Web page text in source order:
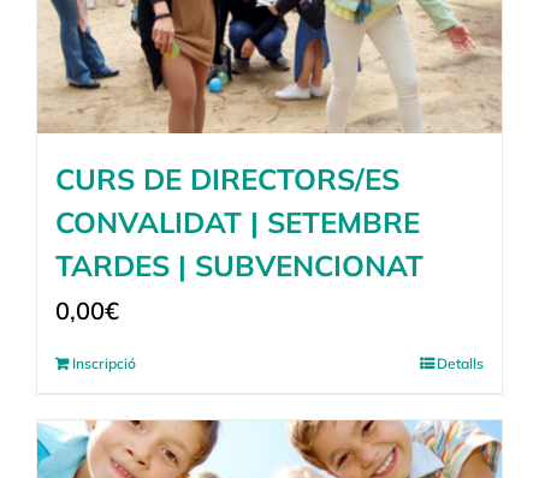
CURS DE DIRECTORS/ES
CONVALIDAT | SETEMBRE
TARDES | SUBVENCIONAT
0,00€
Inscripció Detalls